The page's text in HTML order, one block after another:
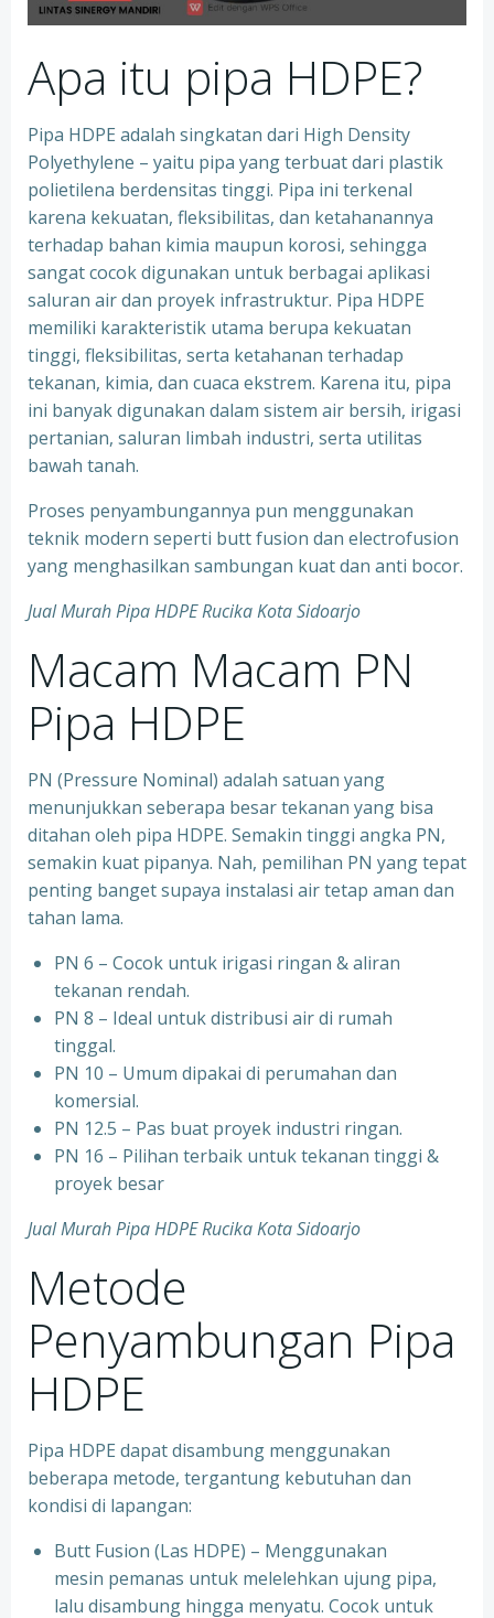
Apa itu pipa HDPE?
Pipa HDPE adalah singkatan dari High Density
Polyethylene – yaitu pipa yang terbuat dari plastik
polietilena berdensitas tinggi. Pipa ini terkenal
karena kekuatan, fleksibilitas, dan ketahanannya
terhadap bahan kimia maupun korosi, sehingga
sangat cocok digunakan untuk berbagai aplikasi
saluran air dan proyek infrastruktur. Pipa HDPE
memiliki karakteristik utama berupa kekuatan
tinggi, fleksibilitas, serta ketahanan terhadap
tekanan, kimia, dan cuaca ekstrem. Karena itu, pipa
ini banyak digunakan dalam sistem air bersih, irigasi
pertanian, saluran limbah industri, serta utilitas
bawah tanah.
Proses penyambungannya pun menggunakan
teknik modern seperti butt fusion dan electrofusion
yang menghasilkan sambungan kuat dan anti bocor.
Jual Murah Pipa HDPE Rucika Kota Sidoarjo
Macam Macam PN
Pipa HDPE
PN (Pressure Nominal) adalah satuan yang
menunjukkan seberapa besar tekanan yang bisa
ditahan oleh pipa HDPE. Semakin tinggi angka PN,
semakin kuat pipanya. Nah, pemilihan PN yang tepat
penting banget supaya instalasi air tetap aman dan
tahan lama.
PN 6 – Cocok untuk irigasi ringan & aliran
tekanan rendah.
PN 8 – Ideal untuk distribusi air di rumah
tinggal.
PN 10 – Umum dipakai di perumahan dan
komersial.
PN 12.5 – Pas buat proyek industri ringan.
PN 16 – Pilihan terbaik untuk tekanan tinggi &
proyek besar
Jual Murah Pipa HDPE Rucika Kota Sidoarjo
Metode
Penyambungan Pipa
HDPE
Pipa HDPE dapat disambung menggunakan
beberapa metode, tergantung kebutuhan dan
kondisi di lapangan:
Butt Fusion (Las HDPE) – Menggunakan
mesin pemanas untuk melelehkan ujung pipa,
lalu disambung hingga menyatu. Cocok untuk